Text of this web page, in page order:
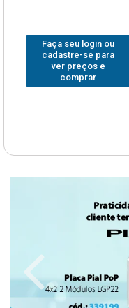
Faça seu login ou
cadastre-se para
ver preços e
comprar